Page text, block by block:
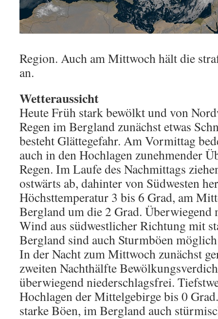
Region. Auch am Mittwoch hält die
an.
Wetteraussicht
Heute Früh stark bewölkt und von
Regen im Bergland zunächst etwas
besteht Glättegefahr. Am Vormittag
auch in den Hochlagen zunehmender
Regen. Im Laufe des Nachmittags
ostwärts ab, dahinter von Südwesten
Höchsttemperatur 3 bis 6 Grad, am
Bergland um die 2 Grad. Überwiegend
Wind aus südwestlicher Richtung mit
Bergland sind auch Sturmböen
In der Nacht zum Mittwoch zunächst
zweiten Nachthälfte
überwiegend niederschlagsfrei.
Hochlagen der Mittelgebirge bis 0
starke Böen, im Bergland auch